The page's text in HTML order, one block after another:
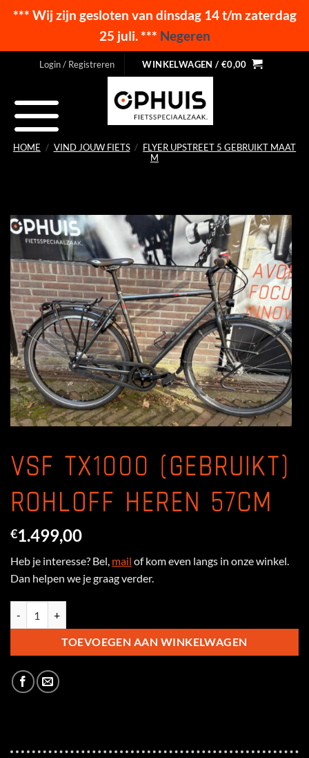
*** Wij zijn gesloten van dinsdag 14 t/m zaterdag
25 juli. *** Negeren
Login / Registreren WINKELWAGEN / €0,00
HOME / VIND JOUW FIETS / FLYER UPSTREET 5 GEBRUIKT MAAT
M
VSF TX1000 (GEBRUIKT)
ROHLOFF HEREN 57CM
€1.499,00
Heb je interesse? Bel, mail of kom even langs in onze winkel.
Dan helpen we je graag verder.
TOEVOEGEN AAN WINKELWAGEN